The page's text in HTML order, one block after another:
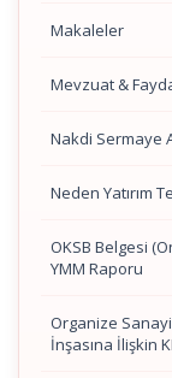
Makaleler
Mevzuat &
Nakdi Sermaye
Neden Yatırım
OKSB Belgesi
YMM Raporu
Organize
İnşasına İlişkin